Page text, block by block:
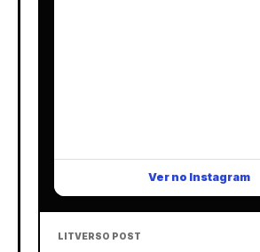
Ver no Instagram
LITVERSO POST